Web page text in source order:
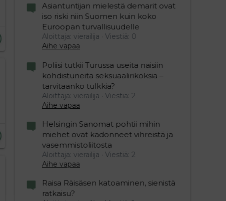
Asiantuntijan mielestä demarit ovat
iso riski niin Suomen kuin koko
Euroopan turvallisuudelle
Aloittaja: vierailija
Viestiä: 0
Aihe vapaa
Poliisi tutkii Turussa useita naisiin
kohdistuneita seksuaalirikoksia –
tarvitaanko tulkkia?
Aloittaja: vierailija
Viestiä: 2
Aihe vapaa
Helsingin Sanomat pohtii mihin
miehet ovat kadonneet vihreistä ja
vasemmistoliitosta
Aloittaja: vierailija
Viestiä: 2
Aihe vapaa
Raisa Räisäsen katoaminen, sienistä
ratkaisu?